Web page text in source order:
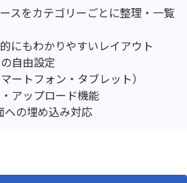
スをカテゴリーごとに整理・一覧
にもわかりやすいレイアウト
自由設定
ートフォン・タブレット）
アップロード機能
の埋め込み対応